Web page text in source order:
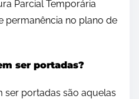
Parcial Temporária
permanência no plano de
ser portadas?
ser portadas são aquelas